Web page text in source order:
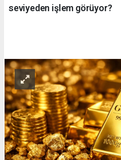
seviyeden işlem görüyor?